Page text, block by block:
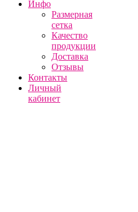
Инфо
Размерная
сетка
Качество
продукции
Доставка
Отзывы
Контакты
Личный
кабинет